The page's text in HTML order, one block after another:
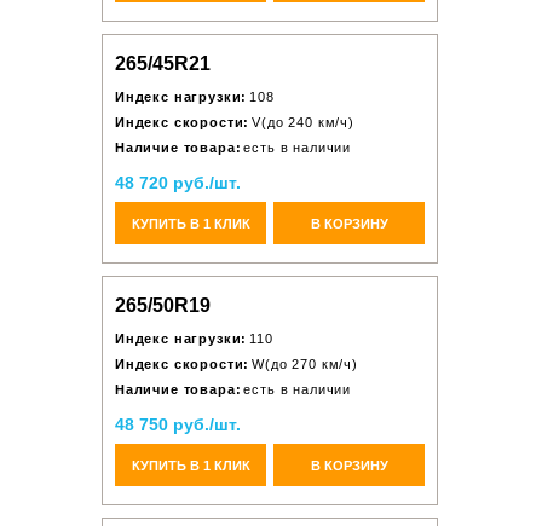
265/45R21
Индекс нагрузки: 108
Индекс скорости: V(до 240 км/ч)
Наличие товара: есть в наличии
48 720 руб./шт.
КУПИТЬ В 1 КЛИК В КОРЗИНУ
265/50R19
Индекс нагрузки: 110
Индекс скорости: W(до 270 км/ч)
Наличие товара: есть в наличии
48 750 руб./шт.
КУПИТЬ В 1 КЛИК В КОРЗИНУ